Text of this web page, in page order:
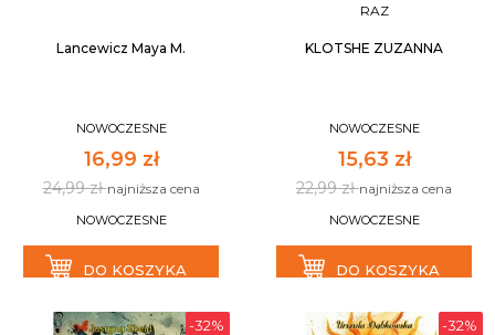
Lancewicz Maya M.
NOWOCZESNE
16,99 zł
24,99 złnajniższa cena
NOWOCZESNE
DO KOSZYKA
RAZ
KLOTSHE ZUZANNA
NOWOCZESNE
15,63 zł
22,99 złnajniższa cena
NOWOCZESNE
DO KOSZYKA
-32% -32%